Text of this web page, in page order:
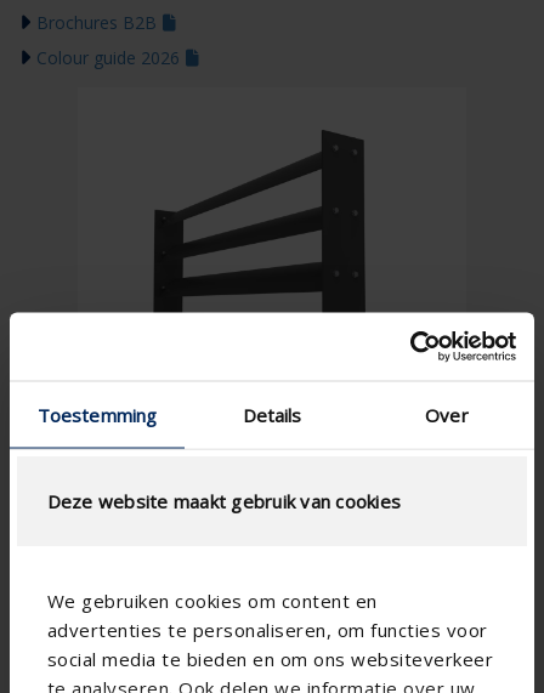
Toestemming Details Over
Deze website maakt gebruik van cookies
We gebruiken cookies om content en
advertenties te personaliseren, om functies voor
social media te bieden en om ons websiteverkeer
te analyseren. Ook delen we informatie over uw
Brochures B2B
Colour guide 2026